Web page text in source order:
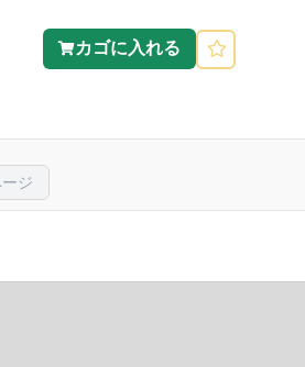
カゴに入れる
ジ